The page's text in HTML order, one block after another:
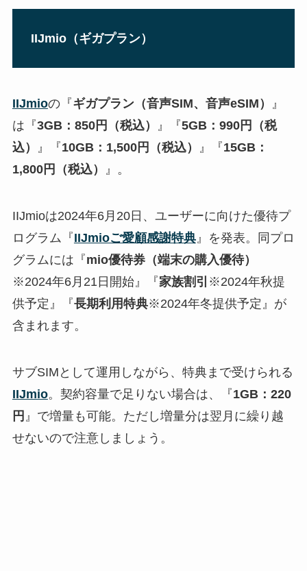
IIJmio（ギガプラン）
IIJmioの『ギガプラン（音声SIM、音声eSIM）
』
は『3GB：850円（税込） 』『5GB：990円（税
込）
』『10GB：1,500円（税込） 』『15GB：
1,800円（税込）
』。
IIJmioは2024年6月20日、ユーザーに向けた優待プ
ログラム『IIJmioご愛顧感謝特典』を発表。同プロ
グラムには『mio優待券（端末の購入優待）
※2024年6月21日開始』『家族割引 ※2024年秋提
供予定』『長期利用特典※2024年冬提供予定』が
含まれます。
サブSIMとして運用しながら、特典まで受けられる
IIJmio。契約容量で足りない場合は、『1GB：220
円 』で増量も可能。ただし増量分は翌月に繰り越
せないので注意しましょう。